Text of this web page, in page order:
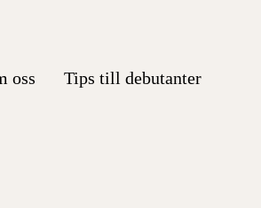
oss Tips till debutanter